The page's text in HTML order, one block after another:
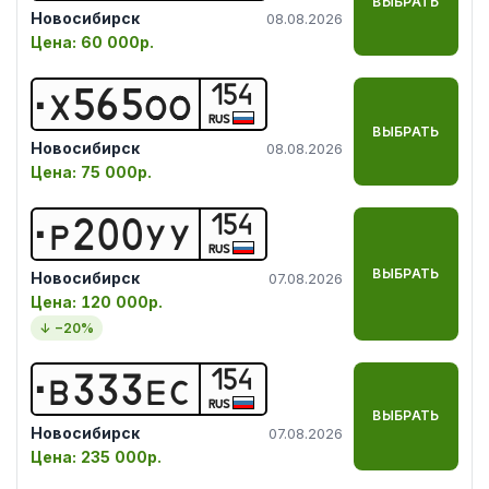
Новосибирск 08.08.2026
Цена: 60 000р.
Х565ОО 154
RUS
Новосибирск 08.08.2026
Цена: 75 000р.
ВЫБРАТЬ
Р200УУ 154
RUS
Новосибирск 07.08.2026
Цена: 120 000р.
↓ −20%
ВЫБРАТЬ
В333ЕС 154
RUS
Новосибирск 07.08.2026
Цена: 235 000р.
ВЫБРАТЬ